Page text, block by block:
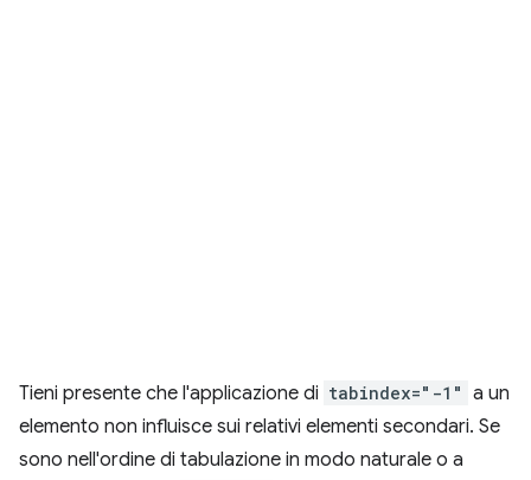
Tieni presente che l'applicazione di tabindex="-1" a un
elemento non influisce sui relativi elementi secondari. Se
sono nell'ordine di tabulazione in modo naturale o a